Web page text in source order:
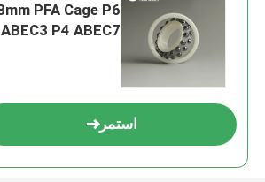
ABEC3 P4 ABEC7
استمر